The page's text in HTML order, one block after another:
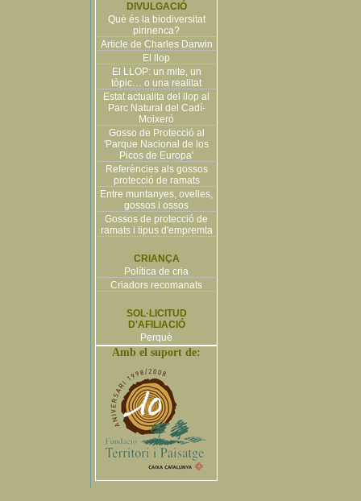
DIVULGACIÓ
Què és la biodiversitat
pirinenca?
Article de Charles Darwin
El llop
El LLOP: un mite, un
tòpic… o una realitat
Estat actualita del llop al
Parc Natural del Cadí-
Moixeró
Gosso de Protecció al
'Parque Nacional de los
Picos de Europa'
Referències als gossos
protecció de ramats
Entre muntanyes, ovelles,
gossos i ossos
Gossos de protecció de
ramats i tipus d'empremta
CRIANÇA
Política de cria
Criadors recomanats
SOL·LICITUD
D'AFILIACIÓ
Perquè
Amb el suport de: